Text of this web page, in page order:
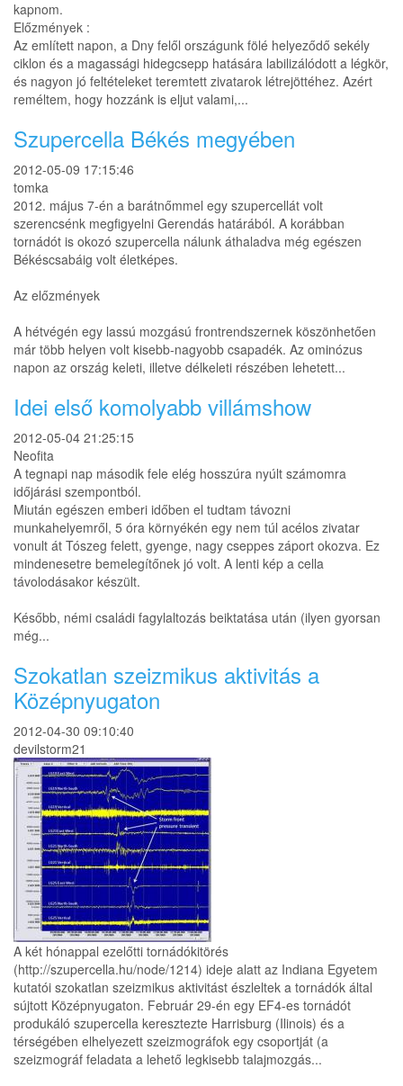
kapnom.
Előzmények :
Az említett napon, a Dny felől országunk fölé helyeződő sekély
ciklon és a magassági hidegcsepp hatására labilizálódott a légkör,
és nagyon jó feltételeket teremtett zivatarok létrejöttéhez. Azért
reméltem, hogy hozzánk is eljut valami,...
Szupercella Békés megyében
2012-05-09 17:15:46
tomka
2012. május 7-én a barátnőmmel egy szupercellát volt
szerencsénk megfigyelni Gerendás határából. A korábban
tornádót is okozó szupercella nálunk áthaladva még egészen
Békéscsabáig volt életképes.
Az előzmények
A hétvégén egy lassú mozgású frontrendszernek köszönhetően
már több helyen volt kisebb-nagyobb csapadék. Az ominózus
napon az ország keleti, illetve délkeleti részében lehetett...
Idei első komolyabb villámshow
2012-05-04 21:25:15
Neofita
A tegnapi nap második fele elég hosszúra nyúlt számomra
időjárási szempontból.
Miután egészen emberi időben el tudtam távozni
munkahelyemről, 5 óra környékén egy nem túl acélos zivatar
vonult át Tószeg felett, gyenge, nagy cseppes záport okozva. Ez
mindenesetre bemelegítőnek jó volt. A lenti kép a cella
távolodásakor készült.
Később, némi családi fagylaltozás beiktatása után (ilyen gyorsan
még...
Szokatlan szeizmikus aktivitás a
Középnyugaton
2012-04-30 09:10:40
devilstorm21
A két hónappal ezelőtti tornádókitörés
(http://szupercella.hu/node/1214) ideje alatt az Indiana Egyetem
kutatói szokatlan szeizmikus aktivitást észleltek a tornádók által
sújtott Középnyugaton. Február 29-én egy EF4-es tornádót
produkáló szupercella keresztezte Harrisburg (Ilinois) és a
térségében elhelyezett szeizmográfok egy csoportját (a
szeizmográf feladata a lehető legkisebb talajmozgás...